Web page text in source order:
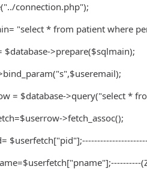
connection.php");
"select * from patient where
$database->prepare($sqlmain);
= $database->query("select *
>fetch_assoc();